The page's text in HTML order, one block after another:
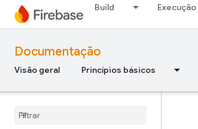
Build Execução
Documentação
Visão geral Princípios básicos